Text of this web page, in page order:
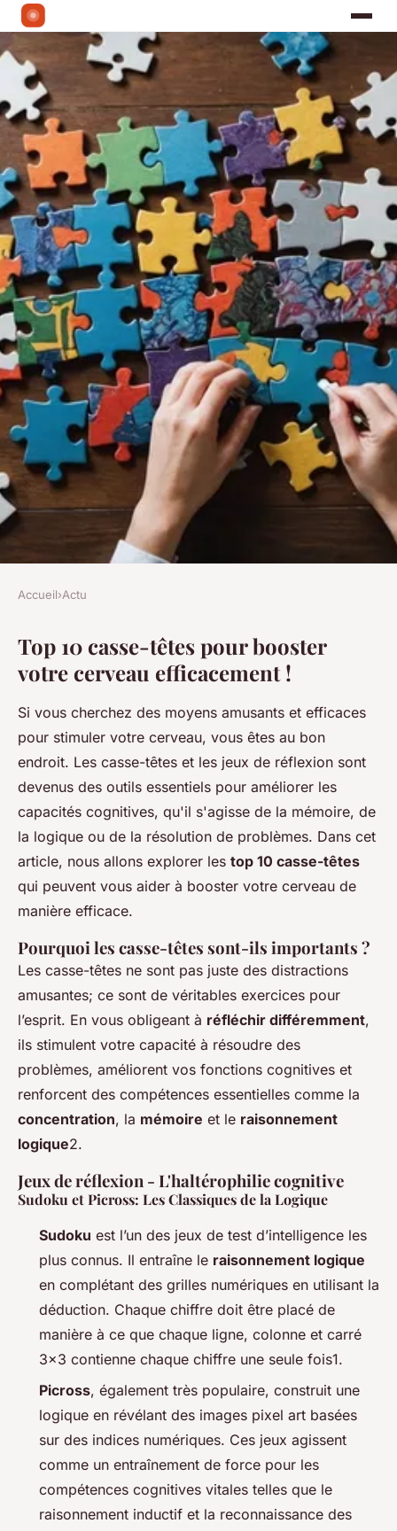
Top 10 casse-têtes pour
booster votre cerveau
efficacement !
Lana 3 mars 2025 6 min de lecture
Accueil›Actu
Top 10 casse-têtes pour booster
votre cerveau efficacement !
Si vous cherchez des moyens amusants et efficaces
pour stimuler votre cerveau, vous êtes au bon
endroit. Les casse-têtes et les jeux de réflexion sont
devenus des outils essentiels pour améliorer les
capacités cognitives, qu'il s'agisse de la mémoire, de
la logique ou de la résolution de problèmes. Dans cet
article, nous allons explorer les top 10 casse-têtes
qui peuvent vous aider à booster votre cerveau de
manière efficace.
Pourquoi les casse-têtes sont-ils importants ?
Les casse-têtes ne sont pas juste des distractions
amusantes; ce sont de véritables exercices pour
l’esprit. En vous obligeant à réfléchir différemment,
ils stimulent votre capacité à résoudre des
problèmes, améliorent vos fonctions cognitives et
renforcent des compétences essentielles comme la
concentration, la mémoire et le raisonnement
logique2.
Jeux de réflexion - L'haltérophilie cognitive
Sudoku et Picross: Les Classiques de la Logique
Sudoku est l’un des jeux de test d’intelligence les
plus connus. Il entraîne le raisonnement logique
en complétant des grilles numériques en utilisant la
déduction. Chaque chiffre doit être placé de
manière à ce que chaque ligne, colonne et carré
3x3 contienne chaque chiffre une seule fois1.
Picross, également très populaire, construit une
logique en révélant des images pixel art basées
sur des indices numériques. Ces jeux agissent
comme un entraînement de force pour les
compétences cognitives vitales telles que le
raisonnement inductif et la reconnaissance des